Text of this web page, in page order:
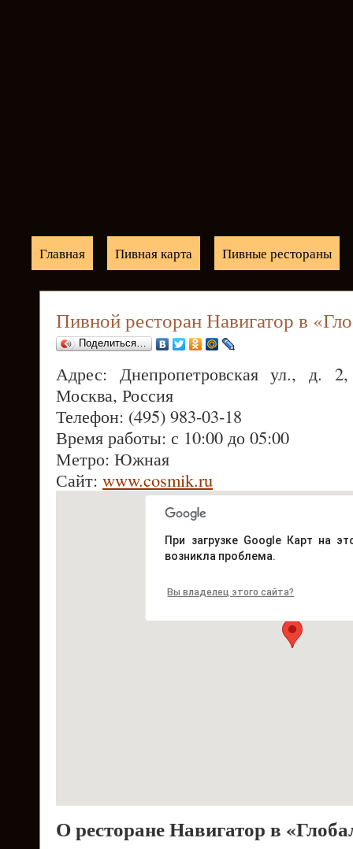
Главная Пивная карта Пивные рестораны
Пивной ресторан Навигатор в
Поделиться…
Адрес: Днепропетровская ул., д.
Москва, Россия
Телефон: (495) 983-03-18
Время работы: с 10:00 до 05:00
Метро: Южная
Сайт: www.cosmik.ru
При загрузке Google Карт на
возникла проблема.
Вы владелец этого сайта?
О ресторане Навигатор в